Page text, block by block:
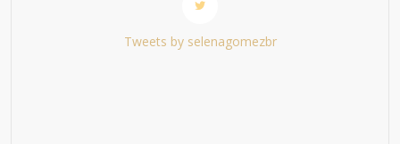
Tweets by selenagomezbr